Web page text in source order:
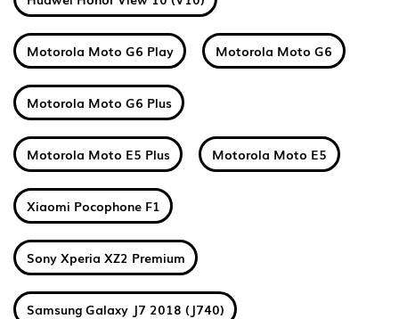
Motorola Moto G6 Play Motorola Moto G6
Motorola Moto G6 Plus
Motorola Moto E5 Plus Motorola Moto E5
Xiaomi Pocophone F1
Sony Xperia XZ2 Premium
Samsung Galaxy J7 2018 (J740)